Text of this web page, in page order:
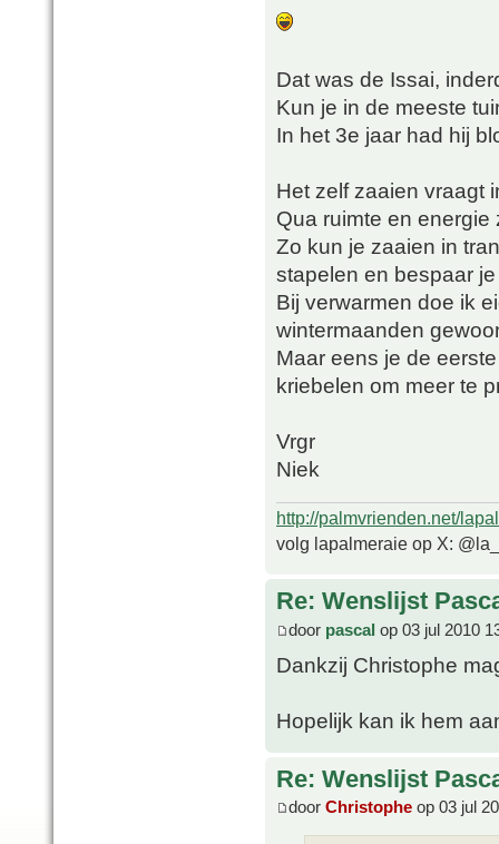
Dat was de Issai,
Kun je in de meeste
In het 3e jaar had hij
Het zelf zaaien vraagt
Qua ruimte en
Zo kun je zaaien in
stapelen en bespaar
Bij verwarmen doe ik
wintermaanden
Maar eens je de
kriebelen om meer te
Vrgr
Niek
http://palmvrienden.net/
volg lapalmeraie op X:
Re: Wenslijst
door pascal op 03 jul 2010
Dankzij Christophe
Hopelijk kan ik hem
Re: Wenslijst
door Christophe op 03 jul